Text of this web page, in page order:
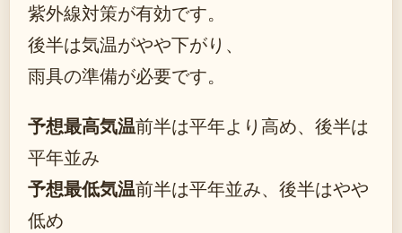
紫外線対策が有効です。
後半は気温がやや下がり、
雨具の準備が必要です。
予想最高気温前半は平年より高め、後半は
平年並み
予想最低気温前半は平年並み、後半はやや
低め